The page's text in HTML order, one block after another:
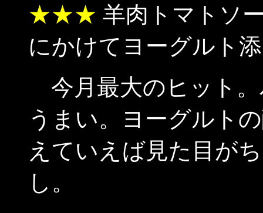
★★★ 羊肉トマトソ
にかけてヨーグルト
今月最大のヒット
うまい。ヨーグルト
えていえば見た目が
し。